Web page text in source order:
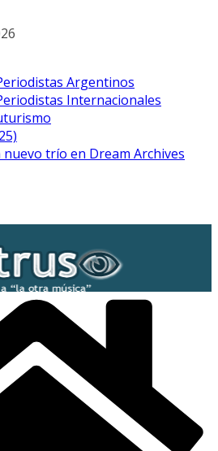
Argentinos
Internacionales
trío en Dream Archives